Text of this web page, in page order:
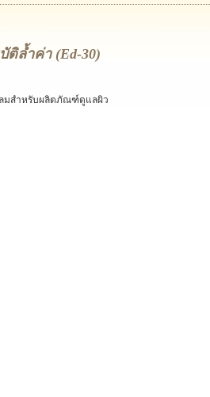
ติล้ำค่า (ed-30)
มสำหรับผลิตภัณฑ์ดูแลผิว